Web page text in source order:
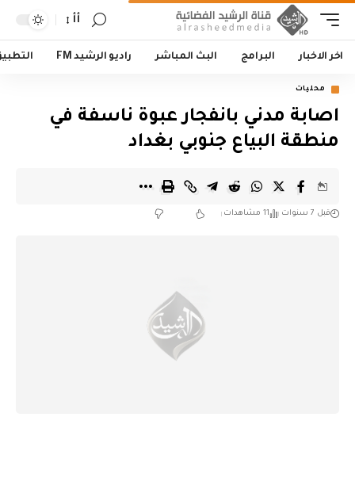
أأ
اخر الاخبار البرامج البث المباشر راديو الرشيد FM
محليات
اصابة مدني بانفجار عبوة ناسفة في
منطقة البياع جنوبي بغداد
قبل 7 سنوات 11 مشاهدات